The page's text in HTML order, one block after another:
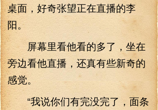
桌面，好奇张望正在直播的李
阳。
屏幕里看他看的多了，坐在
旁边看他直播，还真有些新奇的
感觉。
“我说你们有完没完了，面条